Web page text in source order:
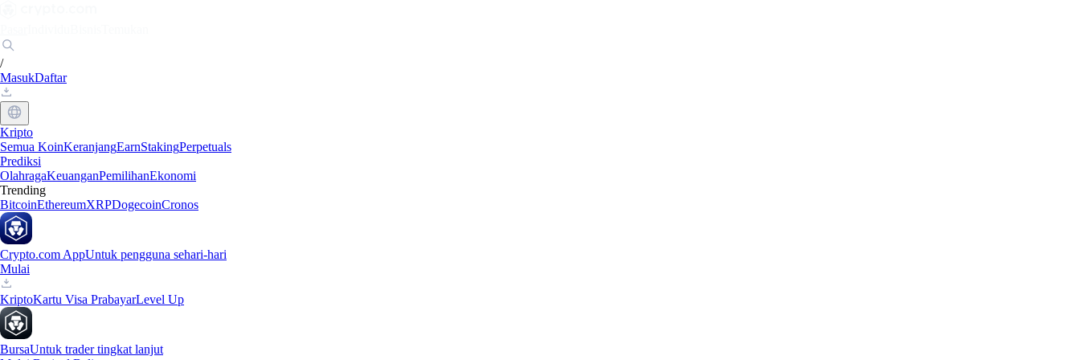
/
MasukDaftar
Kripto
Semua KoinKeranjangEarnStakingPerpetuals
Prediksi
OlahragaKeuanganPemilihanEkonomi
Trending
BitcoinEthereumXRPDogecoinCronos
Crypto.com AppUntuk pengguna sehari-hari
Mulai
KriptoKartu Visa PrabayarLevel Up
BursaUntuk trader tingkat lanjut